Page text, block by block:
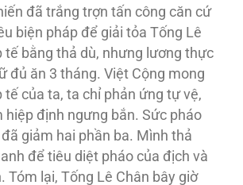
đã trắng trợn tấn công căn cứ
biện pháp để giải tỏa Tống Lê
tế bằng thả dù, nhưng lương thực
đủ ăn 3 tháng. Việt Cộng mong
của ta, ta chỉ phản ứng tự vệ,
hiệp định ngưng bắn. Sức pháo
giảm hai phần ba. Mình thả
để tiêu diệt pháo của địch và
Tóm lại, Tống Lê Chân bây giờ